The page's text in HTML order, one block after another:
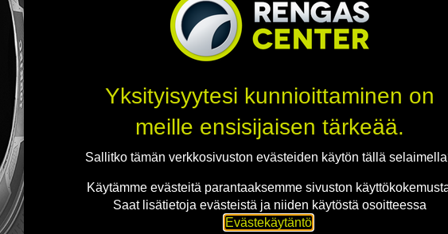
Jaa
Toimitusehdot
Yksityisyytesi kunnioittaminen on
meille ensisijaisen tärkeää.
Sallitko tämän verkkosivuston evästeiden käytön tällä
Käytämme evästeitä parantaaksemme sivuston
Saat lisätietoja evästeistä ja niiden käytöstä osoitteessa
Evästekäytäntö.